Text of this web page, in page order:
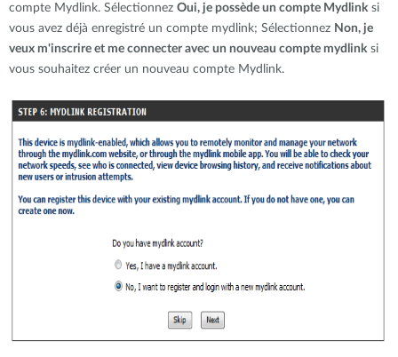
compte Mydlink. Sélectionnez Oui, je possède un compte Mydlink si
vous avez déjà enregistré un compte mydlink; Sélectionnez Non, je
veux m'inscrire et me connecter avec un nouveau compte mydlink si
vous souhaitez créer un nouveau compte Mydlink.